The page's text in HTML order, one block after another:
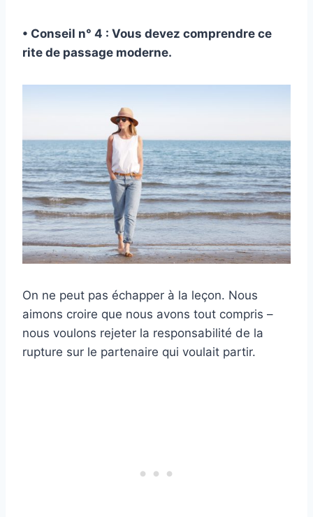
• Conseil n° 4 : Vous devez comprendre ce
rite de passage moderne.
On ne peut pas échapper à la leçon. Nous
aimons croire que nous avons tout compris –
nous voulons rejeter la responsabilité de la
rupture sur le partenaire qui voulait partir.